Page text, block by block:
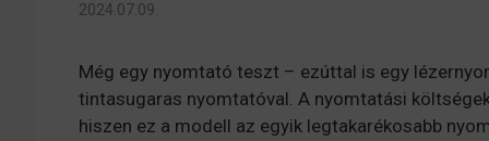
2024.07.09.
Még egy nyomtató teszt – ezúttal is egy
tintasugaras nyomtatóval. A nyomtatási
hiszen ez a modell az egyik legtakarékosabb